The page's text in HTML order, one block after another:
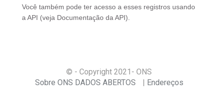
Você também pode ter acesso a esses registros usando
a API (veja Documentação da API ).
© - Copyright 2021 - ONS
Sobre ONS DADOS ABERTOS
Endereços